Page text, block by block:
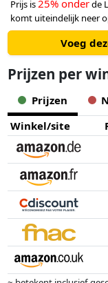
Prijs is25% onderde
komt uiteindelijk neer
Voeg
Prijzen per
Prijzen
Winkel/site